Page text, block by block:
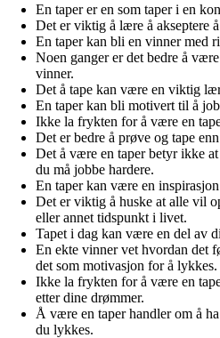
En taper er en som taper i en
Det er viktig å lære å akseptere
En taper kan bli en vinner med
Noen ganger er det bedre å
vinner.
Det å tape kan være en viktig
En taper kan bli motivert til å
Ikke la frykten for å være en
Det er bedre å prøve og tape
Det å være en taper betyr ikke
du må jobbe hardere.
En taper kan være en
Det er viktig å huske at alle vil
eller annet tidspunkt i livet.
Tapet i dag kan være en del av
En ekte vinner vet hvordan det
det som motivasjon for å lykkes.
Ikke la frykten for å være en
etter dine drømmer.
Å være en taper handler om å
du lykkes.